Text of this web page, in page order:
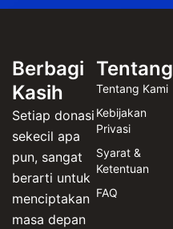
Berbagi
Kasih
Setiap donasi
sekecil apa
pun, sangat
berarti untuk
menciptakan
masa depan
Tentang
Tentang Kami
Kebijakan
Privasi
Syarat &
Ketentuan
FAQ